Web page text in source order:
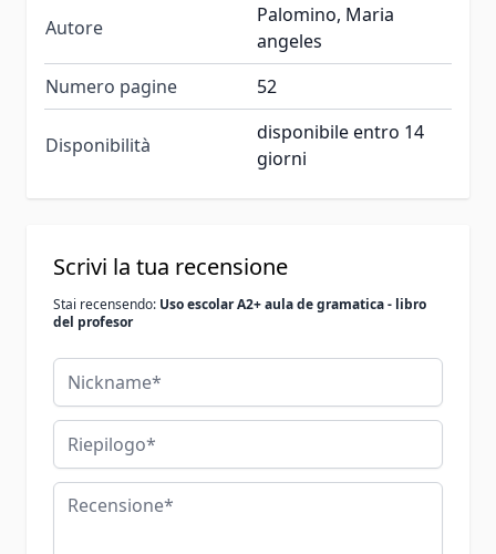
Autore
Palomino, Maria
angeles
Numero pagine
52
Disponibilità
disponibile entro 14
giorni
Scrivi la tua recensione
Stai recensendo: Uso escolar A2+ aula de gramatica - libro
del profesor
Nickname
Riepilogo
Recensione